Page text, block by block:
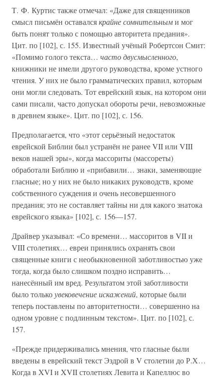
Т. Ф. Куртис также отмечал: «Даже для священников
смысл письмён оставалсякрайне сомнительными мог
быть понят только с помощью авторитета предания».
Цит. по [102], с. 155. Известный учёный Робертсон Смит:
«Помимо голого текста… часто двусмысленного,
книжники не имели другого руководства, кроме устного
чтения. У них не было грамматических правил, которым
они могли следовать. Тот еврейский язык, на котором они
сами писали, часто допускал обороты речи, невозможные
в древнем языке». Цит. по [102], с. 156.
Предполагается, что «этот серьёзный недостаток
еврейской Библии был устранён не ранее VII или VIII
веков нашей эры», когда массориты (массореты)
обработали Библию и «прибавили… знаки, заменяющие
гласные; но у них не было никаких руководств, кроме
собственного суждения и очень несовершенного
предания; это не составляет тайны ни для какого знатока
еврейского языка» [102], с. 156—157.
Драйвер указывал: «Со времени… массоритов в VII и
VIII столетиях… евреи принялись охранять свои
священные книги с необыкновенной заботливостью уже
тогда, когда было слишком поздно исправить…
нанесённый им вред. Результатом этой заботливости
было толькоувековечение искажений, которые были
теперь поставлены по авторитетности… совершенно на
одном уровне с подлинным текстом». Цит. по [102], с.
157.
«Прежде придерживались мнения, что гласные были
введены в еврейский текст Эздрой в V столетии до Р.Х…
Когда в XVI и XVII столетиях Левита и Капеллюс во